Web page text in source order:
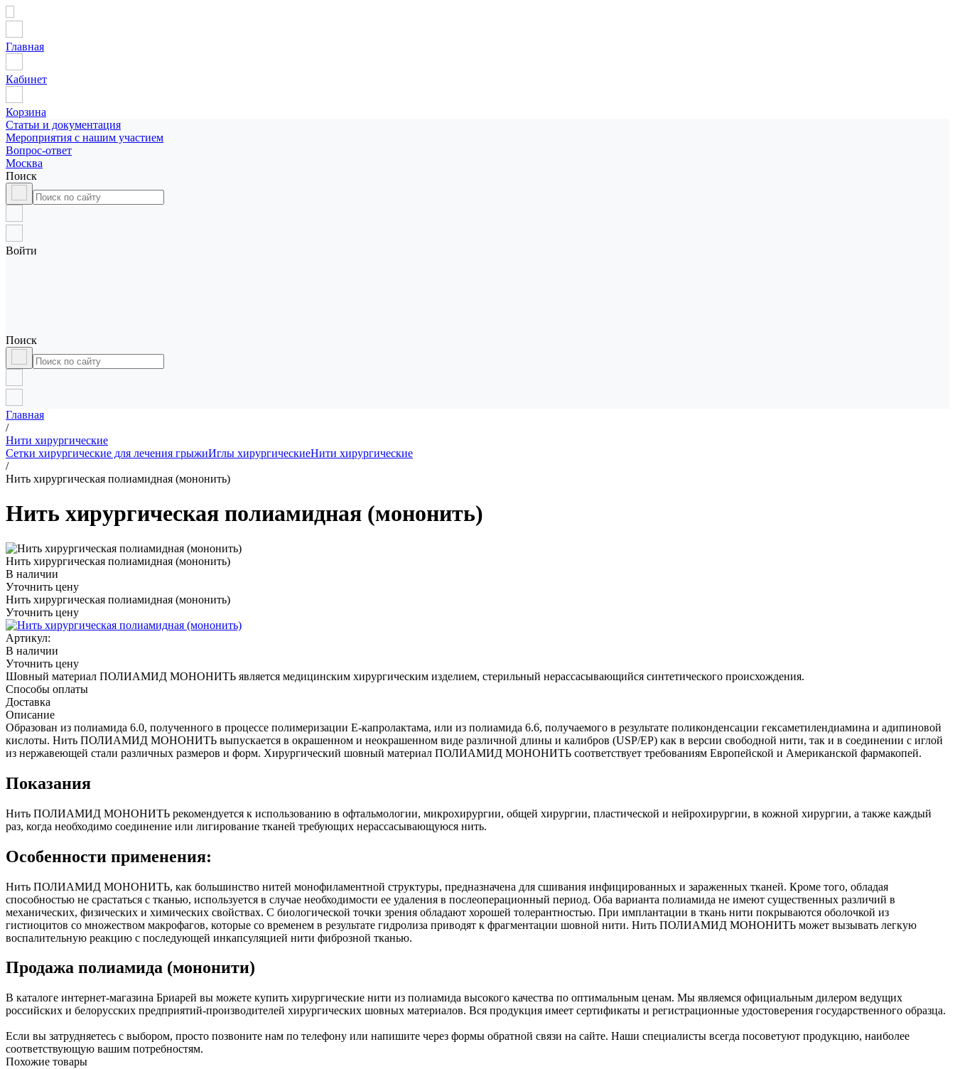
Главная
Кабинет
Корзина
Статьи и документация
Мероприятия с нашим участием
Вопрос-ответ
Москва
Поиск
Войти
Поиск
Главная
/
Нити хирургические
Сетки хирургические для лечения грыжиИглы хирургическиеНити хирургические
/
Нить хирургическая полиамидная (мононить)
Нить хирургическая полиамидная (мононить)
Нить хирургическая полиамидная (мононить)
В наличии
Уточнить цену
Нить хирургическая полиамидная (мононить)
Уточнить цену
Артикул:
В наличии
Уточнить цену
Шовный материал ПОЛИАМИД МОНОНИТЬ является медицинским хирургическим изделием, стерильный нерассасывающийся синтетического происхождения.
Способы оплаты
Доставка
Описание
Образован из полиамида 6.0, полученного в процессе полимеризации Е-капролактама, или из полиамида 6.6, получаемого в результате поликонденсации гексаметилендиамина и адипиновой
кислоты. Нить ПОЛИАМИД МОНОНИТЬ выпускается в окрашенном и неокрашенном виде различной длины и калибров (USP/EP) как в версии свободной нити, так и в соединении с иглой
из нержавеющей стали различных размеров и форм. Хирургический шовный материал ПОЛИАМИД МОНОНИТЬ соответствует требованиям Европейской и Американской фармакопей.
Показания
Нить ПОЛИАМИД МОНОНИТЬ рекомендуется к использованию в офтальмологии, микрохирургии, общей хирургии, пластической и нейрохирургии, в кожной хирургии, а также каждый
раз, когда необходимо соединение или лигирование тканей требующих нерассасывающуюся нить.
Особенности применения:
Нить ПОЛИАМИД МОНОНИТЬ, как большинство нитей монофиламентной структуры, предназначена для сшивания инфицированных и зараженных тканей. Кроме того, обладая
способностью не срастаться с тканью, используется в случае необходимости ее удаления в послеоперационный период. Оба варианта полиамида не имеют существенных различий в
механических, физических и химических свойствах. С биологической точки зрения обладают хорошей толерантностью. При имплантации в ткань нити покрываются оболочкой из
гистиоцитов со множеством макрофагов, которые со временем в результате гидролиза приводят к фрагментации шовной нити. Нить ПОЛИАМИД МОНОНИТЬ может вызывать легкую
воспалительную реакцию с последующей инкапсуляцией нити фиброзной тканью.
Продажа полиамида (мононити)
В каталоге интернет-магазина Бриарей вы можете купить хирургические нити из полиамида высокого качества по оптимальным ценам. Мы являемся официальным дилером ведущих
российских и белорусских предприятий-производителей хирургических шовных материалов. Вся продукция имеет сертификаты и регистрационные удостоверения государственного образца.
Если вы затрудняетесь с выбором, просто позвоните нам по телефону или напишите через формы обратной связи на сайте. Наши специалисты всегда посоветуют продукцию, наиболее
соответствующую вашим потребностям.
Похожие товары